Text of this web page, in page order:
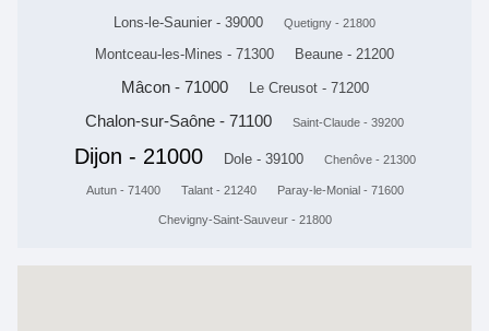
Lons-le-Saunier - 39000 Quetigny - 21800
Montceau-les-Mines - 71300 Beaune - 21200
Mâcon - 71000 Le Creusot - 71200
Chalon-sur-Saône - 71100 Saint-Claude - 39200
Dijon - 21000 Dole - 39100 Chenôve - 21300
Autun - 71400 Talant - 21240 Paray-le-Monial - 71600
Chevigny-Saint-Sauveur - 21800